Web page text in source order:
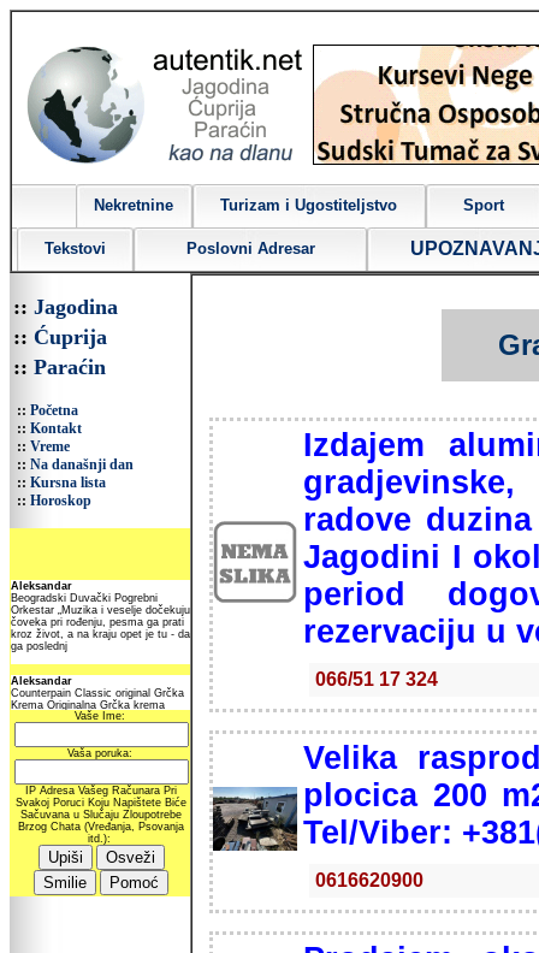
Nekretnine Turizam i Ugostiteljstvo Sport
Tekstovi Poslovni Adresar
:: Jagodina
:: Ćuprija
:: Paraćin
:: Početna
:: Kontakt
:: Vreme
:: Na današnji dan
:: Kursna lista
:: Horoskop
Izdajem
radove
Jagodini I
period
rezervaciju u
066/51 17 324
Velika
plocica 200
Tel/Viber:
0616620900